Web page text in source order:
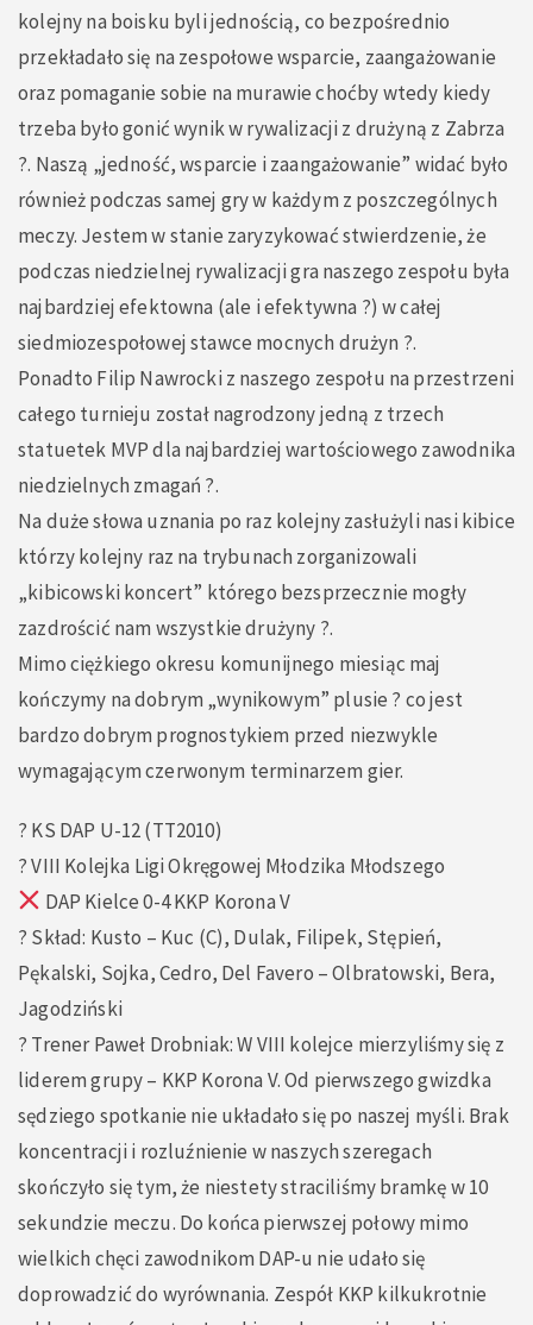
kolejny na boisku byli jednością, co bezpośrednio
przekładało się na zespołowe wsparcie, zaangażowanie
oraz pomaganie sobie na murawie choćby wtedy kiedy
trzeba było gonić wynik w rywalizacji z drużyną z Zabrza
?. Naszą „jedność, wsparcie i zaangażowanie” widać było
również podczas samej gry w każdym z poszczególnych
meczy. Jestem w stanie zaryzykować stwierdzenie, że
podczas niedzielnej rywalizacji gra naszego zespołu była
najbardziej efektowna (ale i efektywna ?) w całej
siedmiozespołowej stawce mocnych drużyn ?.
Ponadto Filip Nawrocki z naszego zespołu na przestrzeni
całego turnieju został nagrodzony jedną z trzech
statuetek MVP dla najbardziej wartościowego zawodnika
niedzielnych zmagań ?.
Na duże słowa uznania po raz kolejny zasłużyli nasi kibice
którzy kolejny raz na trybunach zorganizowali
„kibicowski koncert” którego bezsprzecznie mogły
zazdrościć nam wszystkie drużyny ?.
Mimo ciężkiego okresu komunijnego miesiąc maj
kończymy na dobrym „wynikowym” plusie ? co jest
bardzo dobrym prognostykiem przed niezwykle
wymagającym czerwonym terminarzem gier.
? KS DAP U-12 (TT2010)
? VIII Kolejka Ligi Okręgowej Młodzika Młodszego
DAP Kielce 0-4 KKP Korona V
? Skład: Kusto – Kuc (C), Dulak, Filipek, Stępień,
Pękalski, Sojka, Cedro, Del Favero – Olbratowski, Bera,
Jagodziński
?️ Trener Paweł Drobniak: W VIII kolejce mierzyliśmy się z
liderem grupy – KKP Korona V. Od pierwszego gwizdka
sędziego spotkanie nie układało się po naszej myśli. Brak
koncentracji i rozluźnienie w naszych szeregach
skończyło się tym, że niestety straciliśmy bramkę w 10
sekundzie meczu. Do końca pierwszej połowy mimo
wielkich chęci zawodnikom DAP-u nie udało się
doprowadzić do wyrównania. Zespół KKP kilkukrotnie